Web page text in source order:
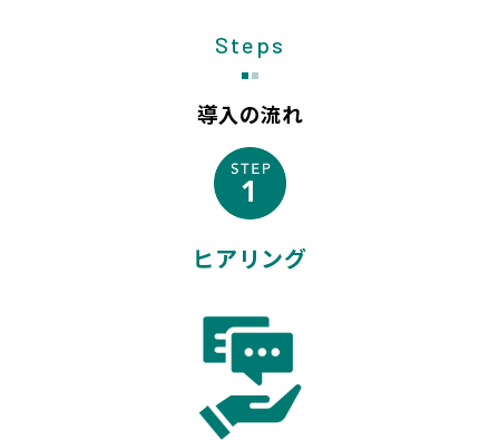
Steps
導入の流れ
ヒアリング